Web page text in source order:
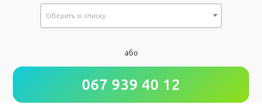
Оберить зi списку
Як до Вас звертатися?
або
067 939 40 12